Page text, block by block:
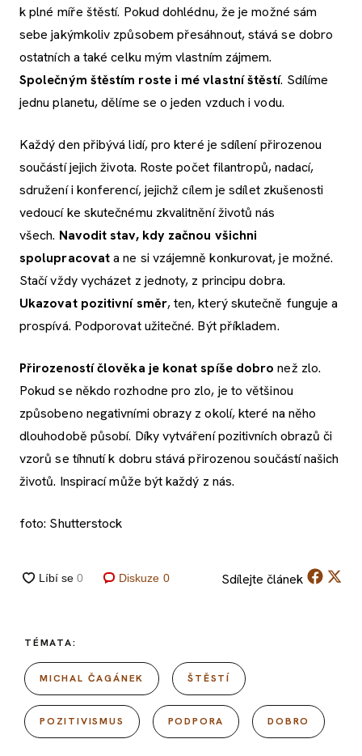
k plné míře štěstí. Pokud dohlédnu, že je možné sám
sebe jakýmkoliv způsobem přesáhnout, stává se dobro
ostatních a také celku mým vlastním zájmem.
Společným štěstím roste i mé vlastní štěstí. Sdílíme
jednu planetu, dělíme se o jeden vzduch i vodu.
Každý den přibývá lidí, pro které je sdílení přirozenou
součástí jejich života. Roste počet filantropů, nadací,
sdružení i konferencí, jejichž cílem je sdílet zkušenosti
vedoucí ke skutečnému zkvalitnění životů nás
všech. Navodit stav, kdy začnou všichni
spolupracovata ne si vzájemně konkurovat, je možné.
Stačí vždy vycházet z jednoty, z principu dobra.
Ukazovat pozitivní směr, ten, který skutečně funguje a
prospívá. Podporovat užitečné. Být příkladem.
Přirozeností člověka je konat spíše dobro než zlo.
Pokud se někdo rozhodne pro zlo, je to většinou
způsobeno negativními obrazy z okolí, které na něho
dlouhodobě působí. Díky vytváření pozitivních obrazů či
vzorů se tíhnutí k dobru stává přirozenou součástí našich
životů. Inspirací může být každý z nás.
foto: Shutterstock
Diskuze 0 Sdílejte článek
TÉMATA:
MICHAL ČAGÁNEK ŠTĚSTÍ
POZITIVISMUS PODPORA DOBRO